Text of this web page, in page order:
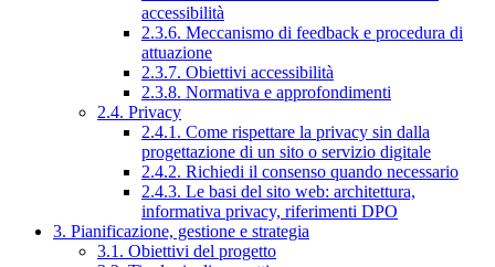
accessibilità
2.3.6. Meccanismo di feedback e procedura di
attuazione
2.3.7. Obiettivi accessibilità
2.3.8. Normativa e approfondimenti
2.4. Privacy
2.4.1. Come rispettare la privacy sin dalla
progettazione di un sito o servizio digitale
2.4.2. Richiedi il consenso quando necessario
2.4.3. Le basi del sito web: architettura,
informativa privacy, riferimenti DPO
3. Pianificazione, gestione e strategia
3.1. Obiettivi del progetto